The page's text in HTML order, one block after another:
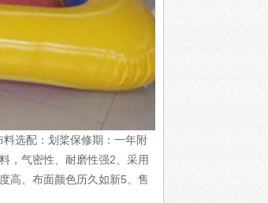
选配：划桨保修期：一年附
，气密性、耐磨性强2、采用
高、布面颜色历久如新5、售